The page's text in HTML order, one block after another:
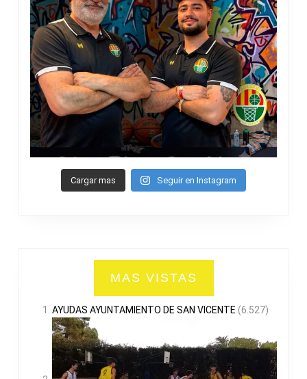
Cargar mas Seguir en Instagram
MAS VISTAS
AYUDAS AYUNTAMIENTO DE SAN VICENTE (6.527)